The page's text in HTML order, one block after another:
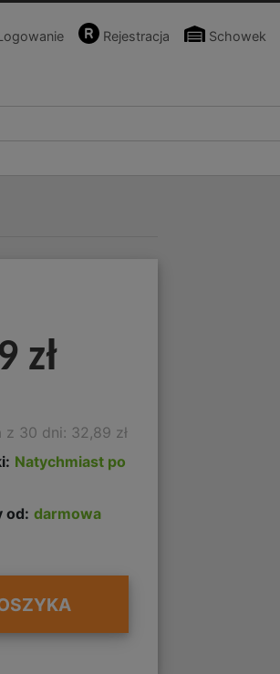
Rejestracja Schowek
zł
z 30 dni: 32,89 zł
Natychmiast po
od: darmowa